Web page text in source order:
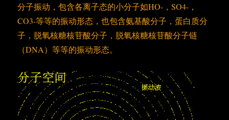
分子振动，包含各离子态的小分子如HO-，SO4-，
CO3-等等的振动形态，也包含氨基酸分子，蛋白质分
子，脱氧核糖核苷酸分子，脱氧核糖核苷酸分子链
（DNA）等等的振动形态。